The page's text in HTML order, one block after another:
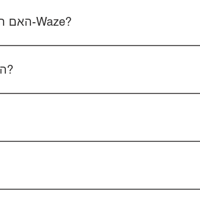
האם המערכת מולטימדיה כוללת אנדרואיד ו-Waze?
האם המערכת תומכת בשליטה מההגה?